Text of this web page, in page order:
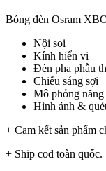
Bóng đèn Osram
Nội soi
Kính hiển vi
Đèn pha phẫu
Chiếu sáng sợi
Mô phỏng
Hình ảnh &
+ Cam kết sản phẩm
+ Ship cod toàn quốc.